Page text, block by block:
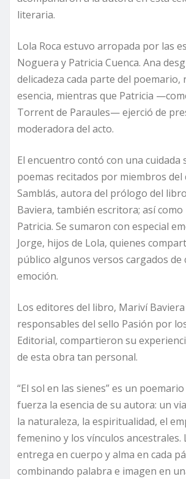
literaria.
Lola Roca estuvo arropada por las
Noguera y Patricia Cuenca. Ana
delicadeza cada parte del poemario,
esencia, mientras que Patricia
Torrent de Paraules— ejerció de
moderadora del acto.
El encuentro contó con una cuidada
poemas recitados por miembros del
Samblás, autora del prólogo del
Baviera, también escritora; así
Patricia. Se sumaron con especial
Jorge, hijos de Lola, quienes
público algunos versos cargados de
emoción.
Los editores del libro, Mariví
responsables del sello Pasión por
Editorial, compartieron su
de esta obra tan personal.
“El sol en las sienes” es un
fuerza la esencia de su autora: un
la naturaleza, la espiritualidad, el
femenino y los vínculos ancestrales.
entrega en cuerpo y alma en cada
combinando palabra e imagen en